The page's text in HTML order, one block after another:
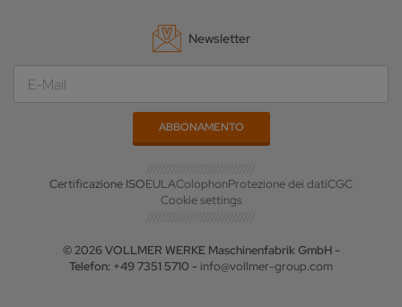
Newsletter
Certificazione ISOEULAColophonProtezione dei datiCGC
Cookie settings
© 2026 VOLLMER WERKE Maschinenfabrik GmbH -
Telefon: +49 7351 5710 - info@vollmer-group.com